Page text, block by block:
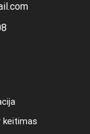
keitimas